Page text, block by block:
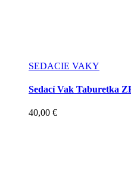
SEDACIE VAKY
Sedací Vak Taburetka
40,00 €